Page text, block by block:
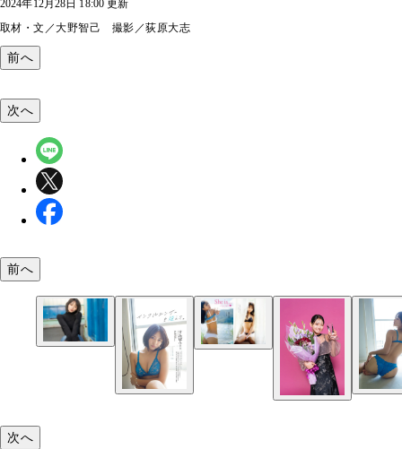
2024年12月28日 18:00 更新
取材・文／大野智己 撮影／荻原大志
前へ
『週刊プレイボーイ』2023年42・43号（撮影／平
次へ
前へ
次へ